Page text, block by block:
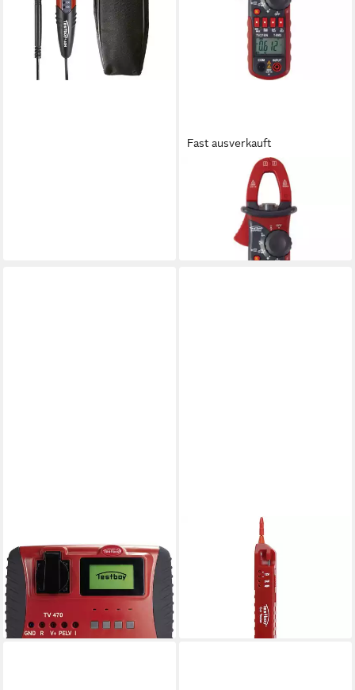
lieferbar - in 2-3 Werktagen bei dir
Fast ausverkauft
Multimeter Stromzange TV
ab 229,78 €
lieferbar - in 2-3 Werktagen bei dir
Multimeter VDE-Prüfgerät TV
470
1.403,44 €
lieferbar - in 2-3 Werktagen bei dir
Spannungsprüfer
Spannungstester Cartester
100.20049.0048
lieferbar - in 2-3 Werktagen bei dir